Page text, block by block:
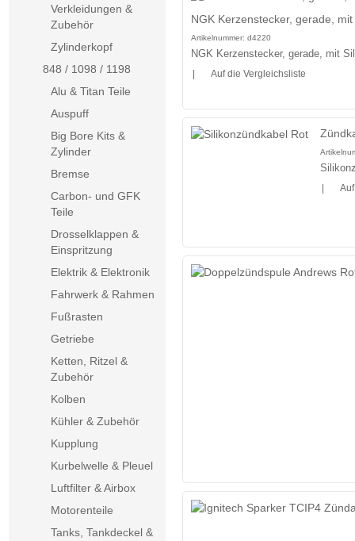
NGK Kerzenstecker, gerade,
Artikelnummer: d4220
NGK Kerzenstecker, gerade, mit
Auf die Vergleichsliste
Verkleidungen &
Zubehör
Zylinderkopf
848 / 1098 / 1198
Alu & Titan Teile
Auspuff
Big Bore Kits &
Zylinder
Bremse
Carbon- und GFK
Teile
Drosselklappen &
Einspritzung
Elektrik & Elektronik
Fahrwerk & Rahmen
Fußrasten
Getriebe
Ketten, Ritzel &
Zubehör
Kolben
Kühler & Zubehör
Kupplung
Kurbelwelle & Pleuel
Luftfilter & Airbox
Motorenteile
Tanks, Tankdeckel &